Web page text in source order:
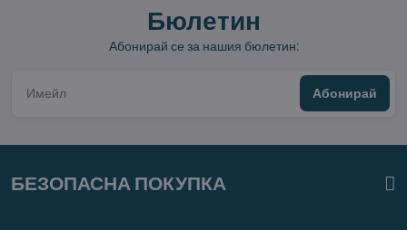
Бюлетин
Абонирай се за нашия бюлетин:
Абонирай
БЕЗОПАСНА ПОКУПКА